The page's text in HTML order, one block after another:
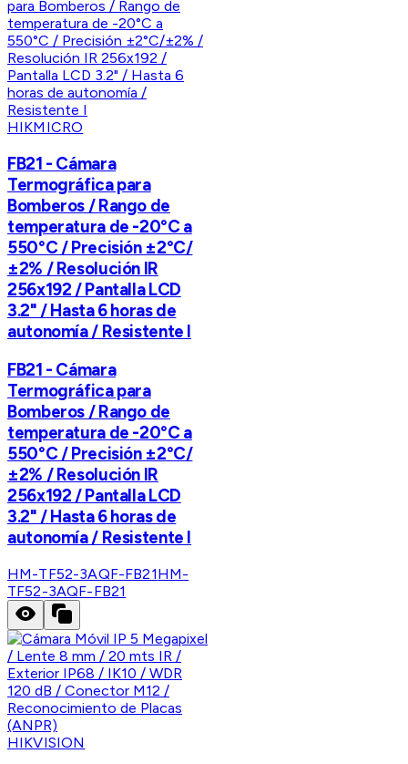
HIKMICRO
FB21 - Cámara
Termográfica para
Bomberos / Rango de
temperatura de -20°C a
550°C / Precisión ±2°C/
±2% / Resolución IR
256x192 / Pantalla LCD
3.2" / Hasta 6 horas de
autonomía / Resistente I
FB21 - Cámara
Termográfica para
Bomberos / Rango de
temperatura de -20°C a
550°C / Precisión ±2°C/
±2% / Resolución IR
256x192 / Pantalla LCD
3.2" / Hasta 6 horas de
autonomía / Resistente I
HM-TF52-3AQF-FB21HM-
TF52-3AQF-FB21
HIKVISION